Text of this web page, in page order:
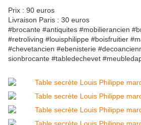
Prix : 90 euros
Livraison Paris : 30 euros
#brocante #antiquites #mobilierancien
#retroliving #louisphilippe #boisfruitier
#chevetancien #ebenisterie
sionbrocante #tabledechevet